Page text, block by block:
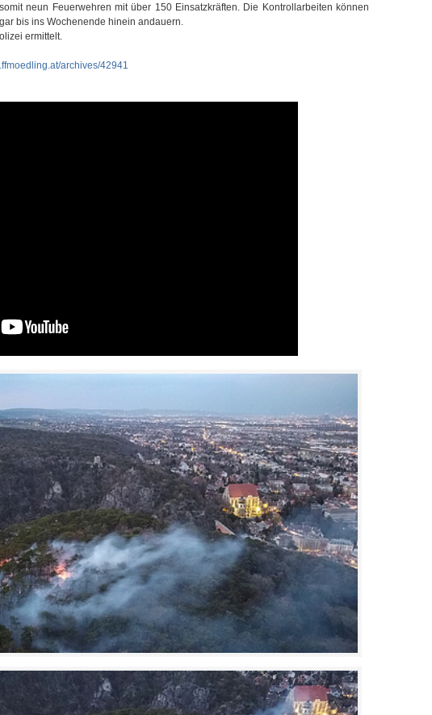
neun Feuerwehren mit über 150 Einsatzkräften. Die Kontrollarbeiten können
bis ins Wochenende hinein andauern.
ermittelt.
archives/42941